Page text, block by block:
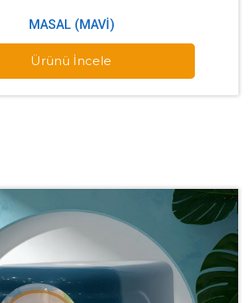
MASAL (MAVI)
Ürünü İncele